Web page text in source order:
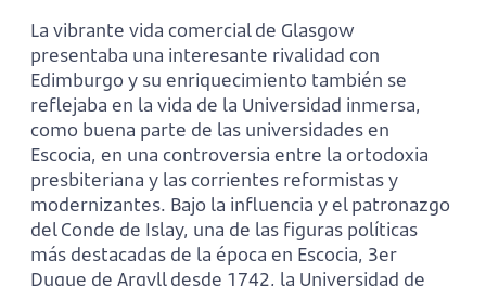
La vibrante vida comercial de Glasgow
presentaba una interesante rivalidad con
Edimburgo y su enriquecimiento también se
reflejaba en la vida de la Universidad inmersa,
como buena parte de las universidades en
Escocia, en una controversia entre la ortodoxia
presbiteriana y las corrientes reformistas y
modernizantes. Bajo la influencia y el patronazgo
del Conde de Islay, una de las figuras políticas
más destacadas de la época en Escocia, 3er
Duque de Argyll desde 1742, la Universidad de